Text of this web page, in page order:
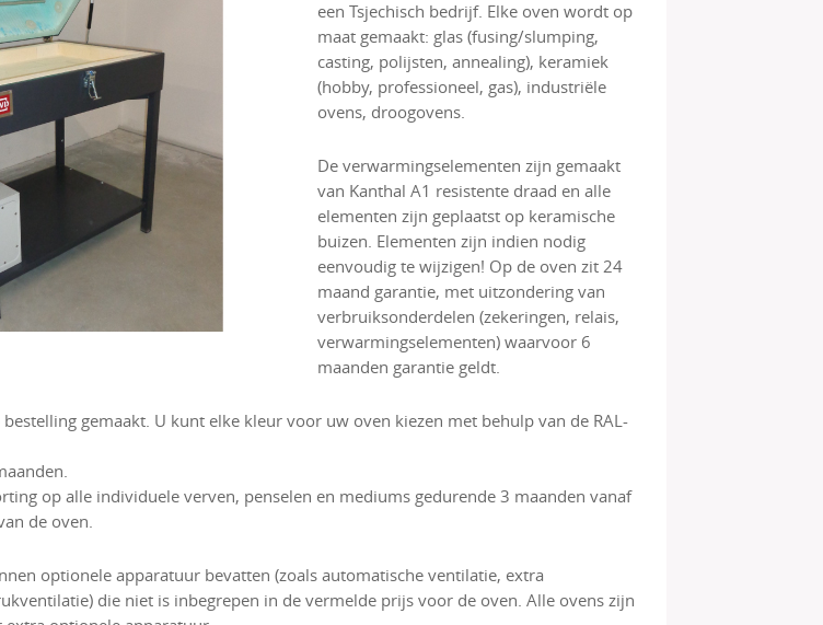
een Tsjechisch bedrijf. Elke oven wordt op
maat gemaakt: glas (fusing/slumping,
casting, polijsten, annealing), keramiek
(hobby, professioneel, gas), industriële
ovens, droogovens.
De verwarmingselementen zijn gemaakt
van Kanthal A1 resistente draad en alle
elementen zijn geplaatst op keramische
buizen. Elementen zijn indien nodig
eenvoudig te wijzigen! Op de oven zit 24
maand garantie, met uitzondering van
verbruiksonderdelen (zekeringen, relais,
verwarmingselementen) waarvoor 6
maanden garantie geldt.
gemaakt. U kunt elke kleur voor uw oven kiezen met behulp van de RAL-
op alle individuele verven, penselen en mediums gedurende 3 maanden vanaf
de oven.
optionele apparatuur bevatten (zoals automatische ventilatie, extra
die niet is inbegrepen in de vermelde prijs voor de oven. Alle ovens zijn